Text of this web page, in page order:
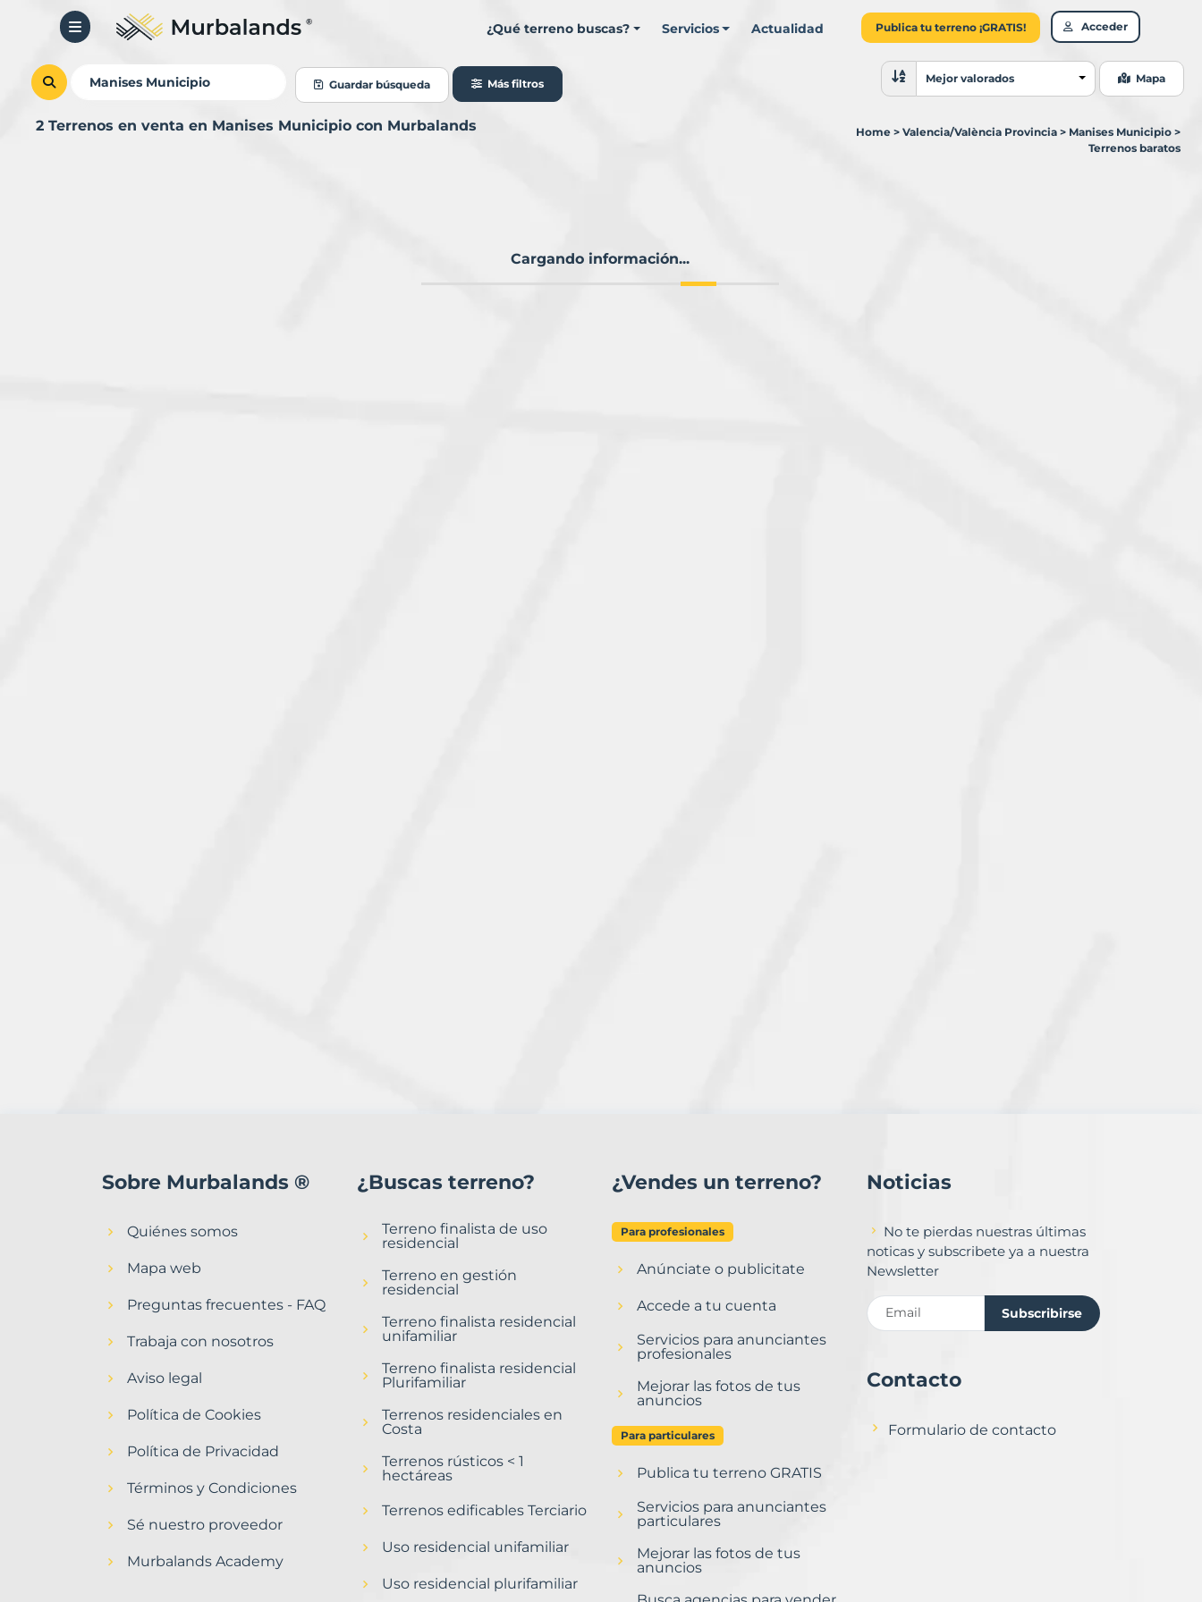
¿Qué terreno buscas? Servicios Actualidad Publica tu terreno ¡GRATIS! Acceder
Guardar búsqueda Más filtros
Ordenar resultados
Mejor valorados Mapa
2 Terrenos en venta en Manises Municipio con Murbalands Home > Valencia/València Provincia > Manises Municipio >
Terrenos baratos
Cargando información...
Sobre Murbalands ®
Quiénes somos
Mapa web
Preguntas frecuentes - FAQ
Trabaja con nosotros
Aviso legal
Política de Cookies
Política de Privacidad
Términos y Condiciones
Sé nuestro proveedor
Murbalands Academy
¿Buscas terreno?
Terreno finalista de uso
residencial
Terreno en gestión
residencial
Terreno finalista residencial
unifamiliar
Terreno finalista residencial
Plurifamiliar
Terrenos residenciales en
Costa
Terrenos rústicos < 1
hectáreas
Terrenos edificables Terciario
Uso residencial unifamiliar
Uso residencial plurifamiliar
¿Vendes un terreno?
Para profesionales
Anúnciate o publicitate
Accede a tu cuenta
Servicios para anunciantes
profesionales
Mejorar las fotos de tus
anuncios
Para particulares
Publica tu terreno GRATIS
Servicios para anunciantes
particulares
Mejorar las fotos de tus
anuncios
Noticias
No te pierdas nuestras últimas
noticas y subscribete ya a nuestra
Newsletter
Subscribirse
Contacto
Formulario de contacto